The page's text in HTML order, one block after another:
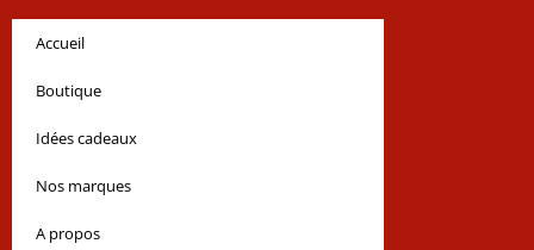
Accueil
Boutique
Idées cadeaux
Nos marques
A propos